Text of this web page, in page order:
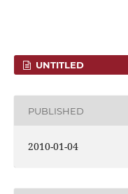
UNTITLED
PUBLISHED
2010-01-04